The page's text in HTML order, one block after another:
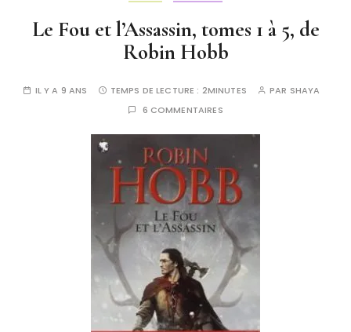
Le Fou et l’Assassin, tomes 1 à 5, de
Robin Hobb
IL Y A 9 ANS TEMPS DE LECTURE : 2MINUTES PAR SHAYA
6 COMMENTAIRES